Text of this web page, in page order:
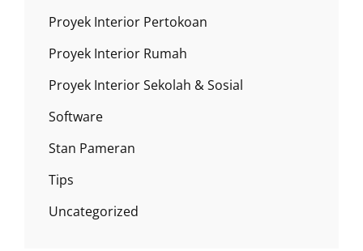
Proyek Interior Pertokoan
Proyek Interior Rumah
Proyek Interior Sekolah & Sosial
Software
Stan Pameran
Tips
Uncategorized